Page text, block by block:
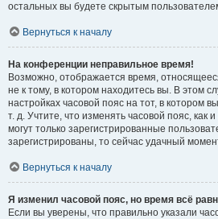
остальных вы будете скрытым
Вернуться к началу
На конференции неправильное время!
Возможно, отображается время,
не к тому, в котором находитесь вы. В этом
настройках часовой пояс на тот, в котором
т. д. Учтите, что изменять часовой пояс, как
могут только зарегистрированные
зарегистрированы, то сейчас удачный
Вернуться к началу
Я изменил часовой пояс, но время всё
Если вы уверены, что правильно указали